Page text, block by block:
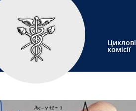
Циклові
комісії